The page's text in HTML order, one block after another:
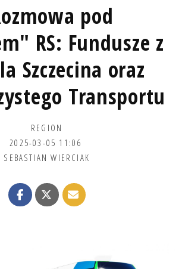
pod
RS: Fundusze z
Szczecina oraz
Transportu
REGION
2025-03-05 11:06
SEBASTIAN WIERCIAK